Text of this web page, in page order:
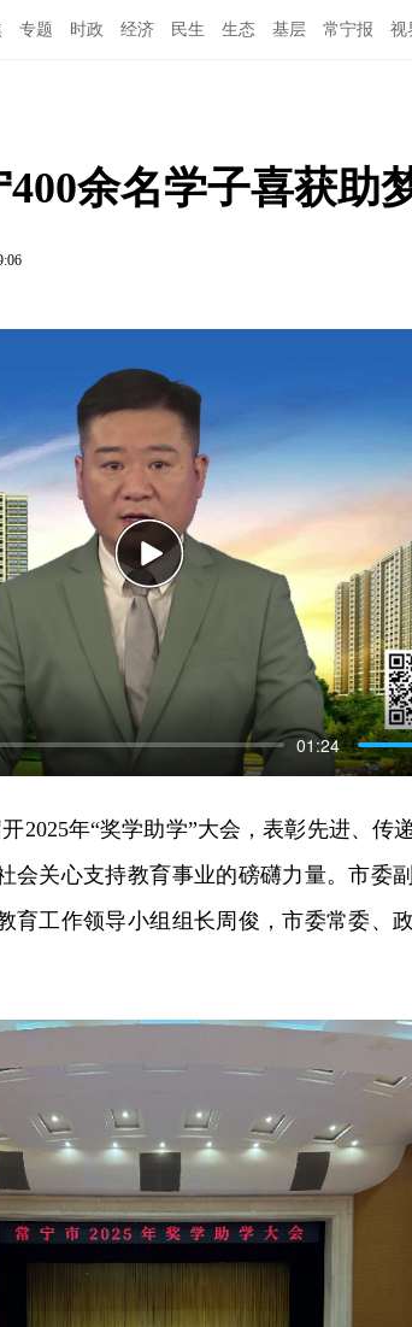
专题 时政 经济 民生 生态 基层 常宁报 视
400余名学子喜获助
01:24
Play
2025年“奖学助学”大会，表彰先进、传
会关心支持教育事业的磅礴力量。市委
育工作领导小组组长周俊，市委常委、